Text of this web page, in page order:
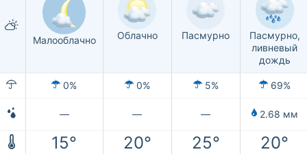
Малооблачно Облачно Пасмурно
Пасмурно,
ливневый
дождь
0% 0% 5% 69%
— — — 2.68 мм
15° 20° 25° 20°